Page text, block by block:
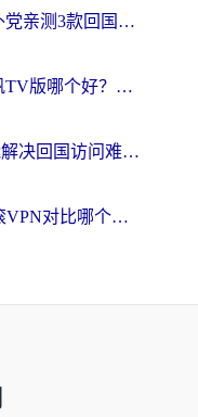
穿梭和巨鲸哪个好？海外党亲测3款回国加速器，教你避开90%的坑
海外党必看：斧牛和快帆TV版哪个好？3分钟选对回国加速器，无缝刷B站、追热剧
海外党必看：yy vpn真能解决回国访问难题？附云极initap测评+免费方案对比
穿梭VPN好用吗？和快滚VPN对比哪个回国效果更好？海外党选回国加速器必看指南